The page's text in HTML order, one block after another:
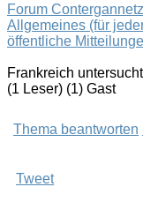
Forum
Allgemeines (für
öffentliche
Frankreich
(1 Leser) (1) Gast
Thema beantworten
Tweet